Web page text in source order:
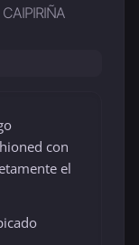
con
el